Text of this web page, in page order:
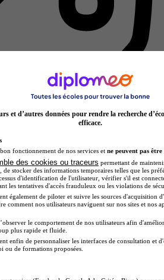
et d’autres données pour rendre la recherche
efficace.
fonctionnement de nos services et ne peuvent pas être
des cookies ou traceurs permettant de
stocker des informations temporaires telles que les
d'identification de l'utilisateur, vérifier s'il est
les tentatives d'accès frauduleux ou les violations de
également de piloter et suivre les sources d'acquisition
comment nos utilisateurs naviguent sur nos sites et nos
le comportement de nos utilisateurs afin
plus rapide et fluide.
enfin de personnaliser les interfaces de consultation et
ou de formations proposées.